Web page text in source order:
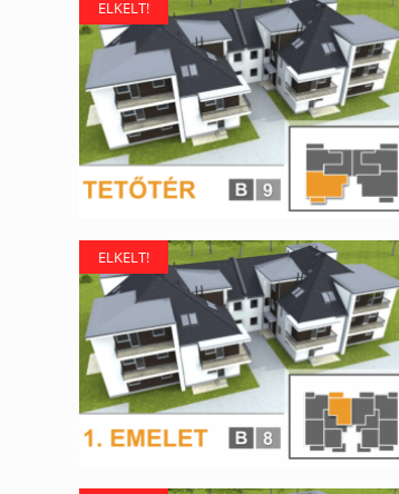
ELKELT!
ELKELT!